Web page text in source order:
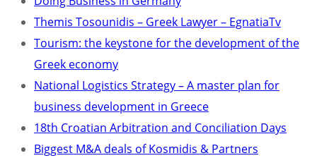
Themis Tosounidis – Greek Lawyer – EgnatiaTv
Tourism: the keystone for the development of the
Greek economy
National Logistics Strategy – A master plan for
business development in Greece
18th Croatian Arbitration and Conciliation Days
Biggest M&A deals of Kosmidis & Partners